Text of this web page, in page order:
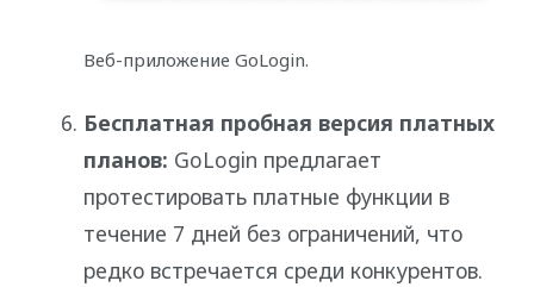
Веб-приложение GoLogin.
Бесплатная пробная версия платных
планов: GoLogin предлагает
протестировать платные функции в
течение 7 дней без ограничений, что
редко встречается среди конкурентов.